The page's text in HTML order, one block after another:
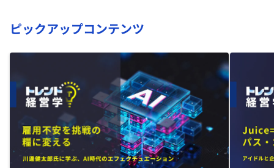
ピックアップコンテンツ